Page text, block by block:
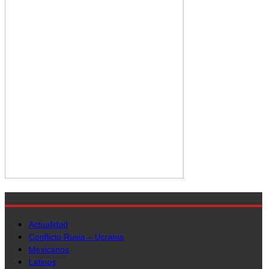
Actualidad
Conflicto Rusia – Ucrania
Mexicanos
Latinos